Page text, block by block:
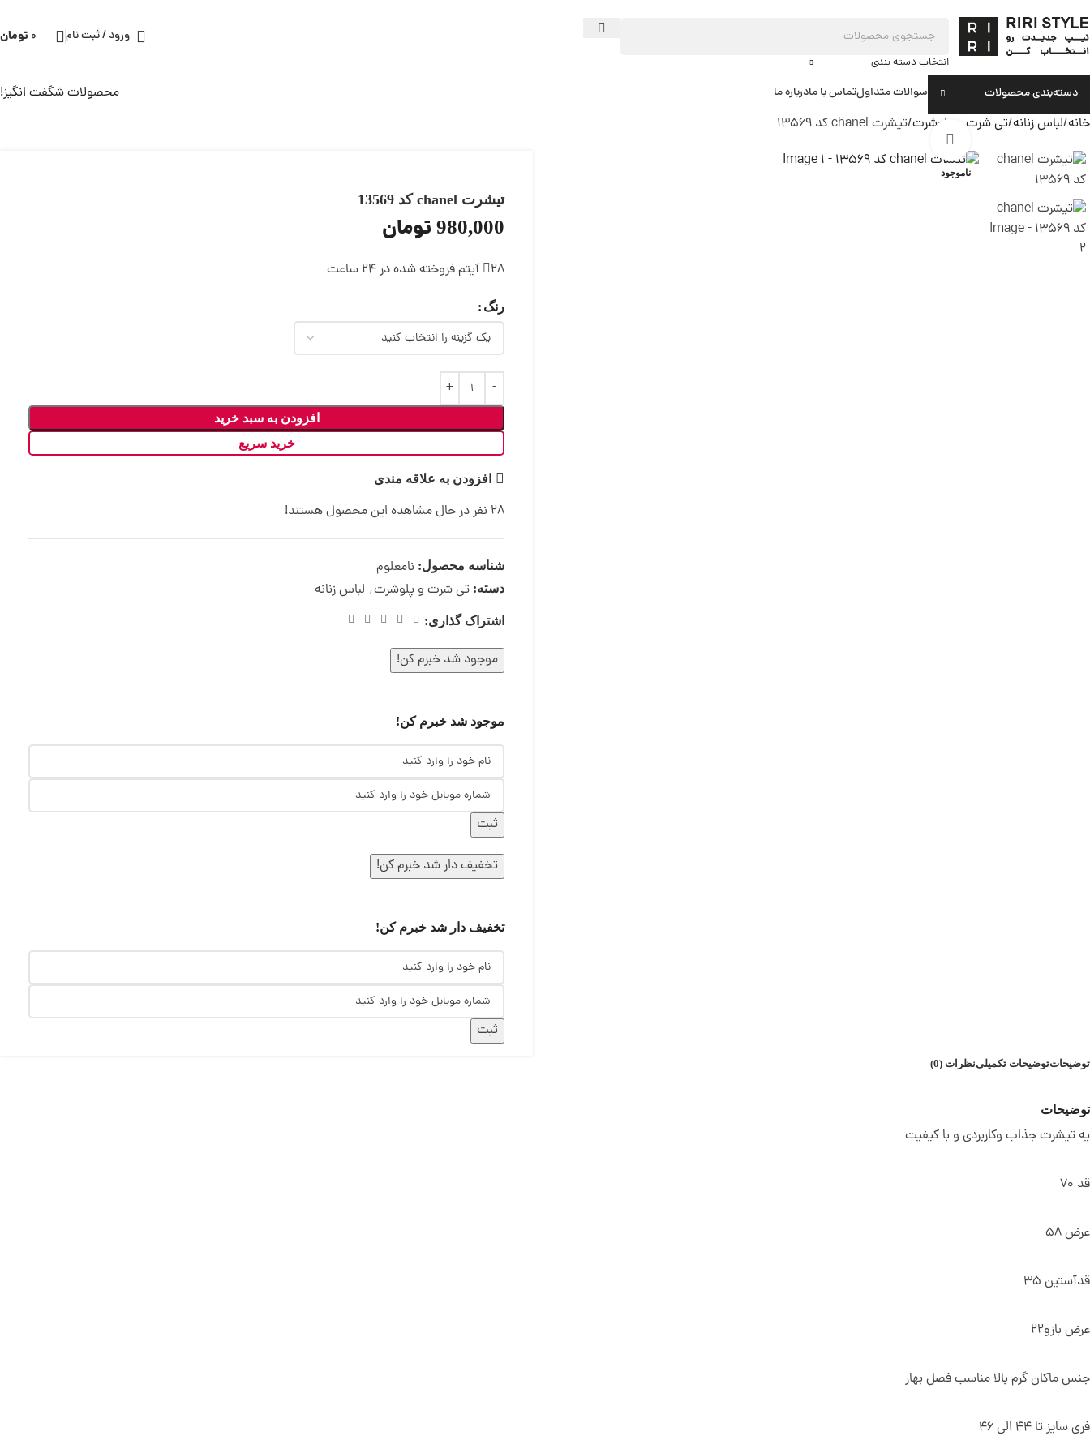
انتخاب دسته بندی
ورود / ثبت نام 0تومان
دسته‌بندی محصولات سوالات متداولتماس با مادرباره ما
محصولات شگفت انگیز!
خانه لباس زنانه تی شرت و پلوشرت تیشرت chanel کد 13569
ناموجود
تیشرت chanel کد 13569
980,000 تومان
28 آیتم فروخته شده در 24 ساعت
رنگ
افزودن به سبد خرید
خرید سریع
افزودن به علاقه مندی
28 نفر در حال مشاهده این محصول هستند!
شناسه محصول: نامعلوم
دسته: تی شرت و پلوشرت, لباس زنانه
اشتراک گذاری:
موجود شد خبرم کن!
موجود شد خبرم کن!
ثبت
تخفیف دار شد خبرم کن!
تخفیف دار شد خبرم کن!
ثبت
توضیحاتتوضیحات تکمیلینظرات (0)
توضیحات
یه تیشرت جذاب وکاربردی و با کیفیت
قد 70
عرض 58
قدآستین 35
عرض بازو22
جنس ماکان گرم بالا مناسب فصل بهار
فری سایز تا 44 الی 46